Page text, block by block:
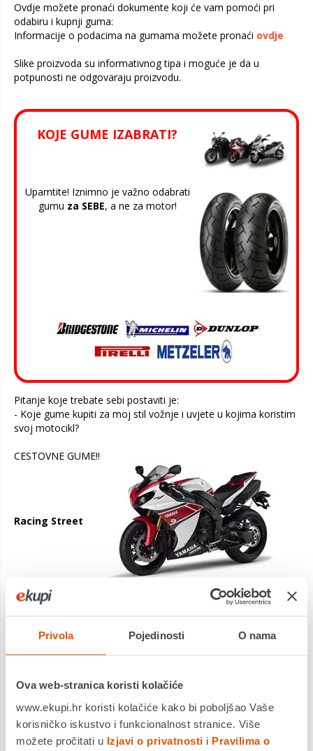
Privola Pojedinosti O nama
Ova web-stranica koristi kolačiće
www.ekupi.hr koristi kolačiće kako bi poboljšao Vaše
korisničko iskustvo i funkcionalnost stranice. Više
možete pročitati u Izjavi o privatnosti i Pravilima o
Ovdje možete pronaći dokumente koji će vam pomoći pri
odabiru i kupnji guma:
Informacije o podacima na gumama možete pronaći ovdje
Slike proizvoda su informativnog tipa i moguće je da u
potpunosti ne odgovaraju proizvodu.
KOJE GUME IZABRATI?
Upamtite! Iznimno je važno odabrati
gumu za SEBE, a ne za motor!
Pitanje koje trebate sebi postaviti je:
- Koje gume kupiti za moj stil vožnje i uvjete u kojima koristim
svoj motocikl?
CESTOVNE GUME!!
Racing Street
Ova vrsta guma direktno je proizašla iz trkaćih guma uz manje
preinake. Konstrukcija karkase te njen profil je ostao
upotrebi. Namijenjene su upotrebi na cesti, uz povremene
voze brzo i po cesti i na stazi, a ne žele trošiti ni vrijeme ni
novac za izmijene guma.
Imaju perfektne performanse po suhom vremenu, dosta loše